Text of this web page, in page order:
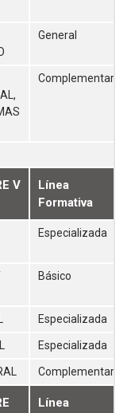
General
Complementaria
V
Línea
Formativa
Especializada
Básico
Especializada
Especializada
Complementaria
Línea